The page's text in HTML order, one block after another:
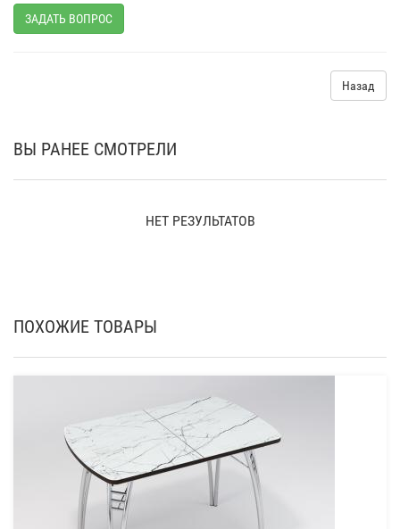
ЗАДАТЬ ВОПРОС
Назад
ВЫ РАНЕЕ СМОТРЕЛИ
НЕТ РЕЗУЛЬТАТОВ
ПОХОЖИЕ ТОВАРЫ